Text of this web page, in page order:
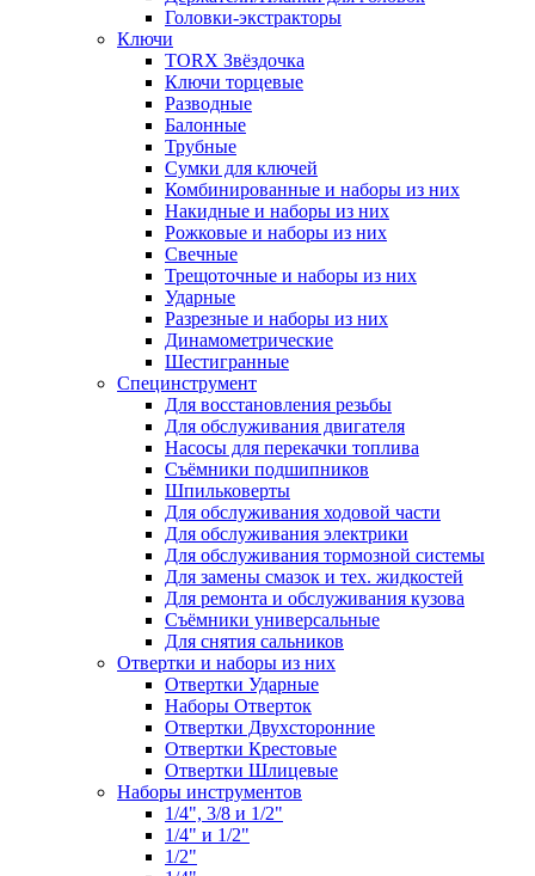
Головки-экстракторы
Ключи
TORX Звёздочка
Ключи торцевые
Разводные
Балонные
Трубные
Сумки для ключей
Комбинированные и наборы из них
Накидные и наборы из них
Рожковые и наборы из них
Свечные
Трещоточные и наборы из них
Ударные
Разрезные и наборы из них
Динамометрические
Шестигранные
Специнструмент
Для восстановления резьбы
Для обслуживания двигателя
Насосы для перекачки топлива
Съёмники подшипников
Шпильковерты
Для обслуживания ходовой части
Для обслуживания электрики
Для обслуживания тормозной системы
Для замены смазок и тех. жидкостей
Для ремонта и обслуживания кузова
Съёмники универсальные
Для снятия сальников
Отвертки и наборы из них
Отвертки Ударные
Наборы Отверток
Отвертки Двухсторонние
Отвертки Крестовые
Отвертки Шлицевые
Наборы инструментов
1/4", 3/8 и 1/2"
1/4" и 1/2"
1/2"